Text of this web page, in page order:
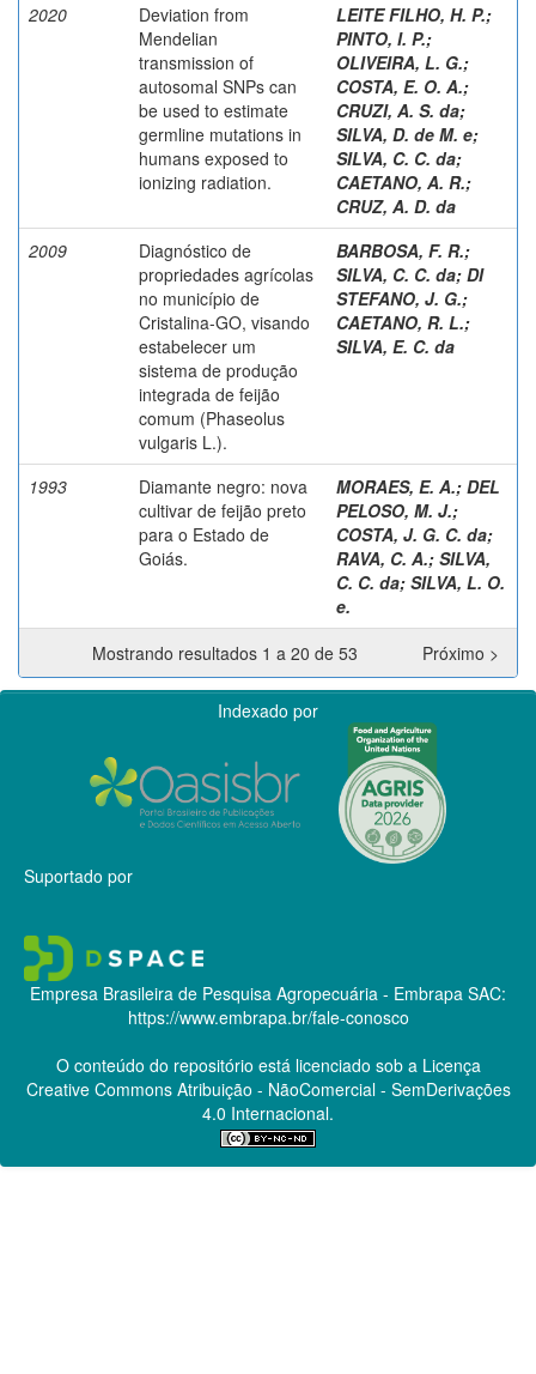
2020
Deviation from
Mendelian
transmission of
autosomal SNPs can
be used to estimate
germline mutations in
humans exposed to
ionizing radiation.
LEITE FILHO, H. P.;
PINTO, I. P.;
OLIVEIRA, L. G.;
COSTA, E. O. A.;
CRUZI, A. S. da;
SILVA, D. de M. e;
SILVA, C. C. da;
CAETANO, A. R.;
CRUZ, A. D. da
2009
Diagnóstico de
propriedades agrícolas
no município de
Cristalina-GO, visando
estabelecer um
sistema de produção
integrada de feijão
comum (Phaseolus
vulgaris L.).
BARBOSA, F. R.;
SILVA, C. C. da; DI
STEFANO, J. G.;
CAETANO, R. L.;
SILVA, E. C. da
1993
Diamante negro: nova
cultivar de feijão preto
para o Estado de
Goiás.
MORAES, E. A.; DEL
PELOSO, M. J.;
COSTA, J. G. C. da;
RAVA, C. A.; SILVA,
C. C. da; SILVA, L. O.
e.
Mostrando resultados 1 a 20 de 53
Próximo >
Indexado por
Suportado por
Empresa Brasileira de Pesquisa Agropecuária - Embrapa SAC:
https://www.embrapa.br/fale-conosco
O conteúdo do repositório está licenciado sob a Licença
Creative CommonsAtribuição - NãoComercial - SemDerivações
4.0 Internacional.